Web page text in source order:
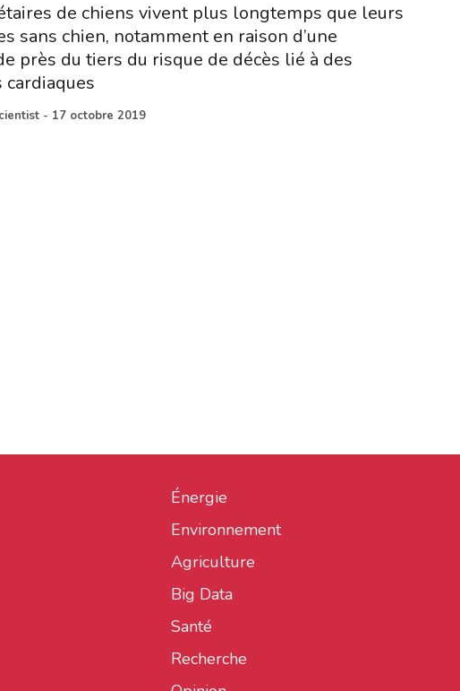
de chiens vivent plus longtemps que leurs
sans chien, notamment en raison d’une
près du tiers du risque de décès lié à des
- 17 octobre 2019
Énergie
Environnement
Agriculture
Big Data
Santé
Recherche